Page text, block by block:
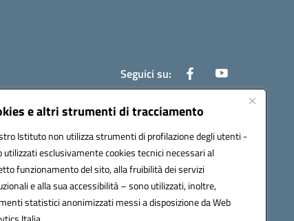
e altri strumenti di tracciamento
Istituto non utilizza strumenti di profilazione degli utenti -
utilizzati esclusivamente cookies tecnici necessari al
funzionamento del sito, alla fruibilità dei servizi
e alla sua accessibilità – sono utilizzati, inoltre,
statistici anonimizzati messi a disposizione da Web
Seguici su: